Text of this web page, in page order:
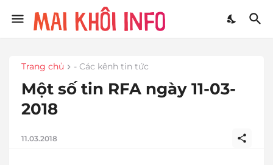
Trang chủ - Các kênh tin tức
Một số tin RFA ngày 11-03-
2018
11.03.2018